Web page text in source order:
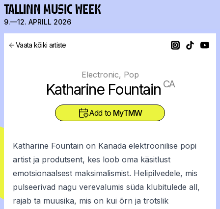
TALLINN MUSIC WEEK
9.—12. APRILL 2026
Vaata kõiki artiste
Electronic, Pop
Katharine Fountain CA
Add to MyTMW
Katharine Fountain on Kanada elektroonilise popi
artist ja produtsent, kes loob oma käsitlust
emotsionaalsest maksimalismist. Helipilvedele, mis
pulseerivad nagu verevalumis süda klubitulede all,
rajab ta muusika, mis on kui õrn ja trotslik